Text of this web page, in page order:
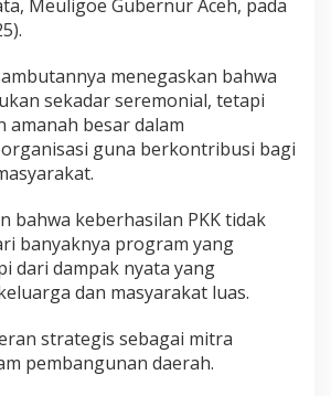
Meuligoe Gubernur Aceh, pada
menegaskan bahwa
sekadar seremonial, tetapi
amanah besar dalam
guna berkontribusi bagi
bahwa keberhasilan PKK tidak
banyaknya program yang
dari dampak nyata yang
dan masyarakat luas.
strategis sebagai mitra
pembangunan daerah.